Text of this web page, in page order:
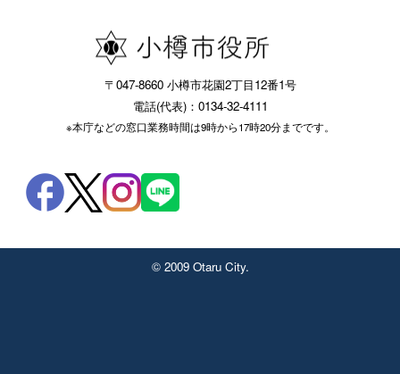
〒047-8660 小樽市花園2丁目12番1号
電話(代表)：0134-32-4111
※本庁などの窓口業務時間は9時から17時20分までです。
© 2009 Otaru City.